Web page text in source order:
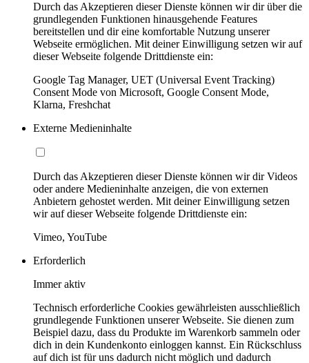
Durch das Akzeptieren dieser Dienste können wir dir über die
grundlegenden Funktionen hinausgehende Features
bereitstellen und dir eine komfortable Nutzung unserer
Webseite ermöglichen. Mit deiner Einwilligung setzen wir auf
dieser Webseite folgende Drittdienste ein:
Google Tag Manager, UET (Universal Event Tracking)
Consent Mode von Microsoft, Google Consent Mode,
Klarna, Freshchat
Externe Medieninhalte
Durch das Akzeptieren dieser Dienste können wir dir Videos
oder andere Medieninhalte anzeigen, die von externen
Anbietern gehostet werden. Mit deiner Einwilligung setzen
wir auf dieser Webseite folgende Drittdienste ein:
Vimeo, YouTube
Erforderlich
Immer aktiv
Technisch erforderliche Cookies gewährleisten ausschließlich
grundlegende Funktionen unserer Webseite. Sie dienen zum
Beispiel dazu, dass du Produkte im Warenkorb sammeln oder
dich in dein Kundenkonto einloggen kannst. Ein Rückschluss
auf dich ist für uns dadurch nicht möglich und dadurch